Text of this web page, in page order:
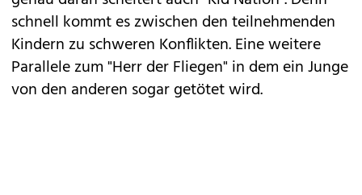
schnell kommt es zwischen den teilnehmenden
Kindern zu schweren Konflikten. Eine weitere
Parallele zum "Herr der Fliegen" in dem ein Junge
von den anderen sogar getötet wird.